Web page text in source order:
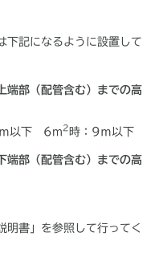
下記になるように設置して
端部（配管含む）までの高
以下 6m 2 時：9ｍ以下
端部（配管含む）までの高
明書」を参照して行ってく